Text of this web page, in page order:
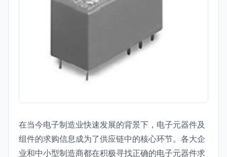
在当今电子制造业快速发展的背景下，电子元器件及
组件的求购信息成为了供应链中的核心环节。各大企
业和中小型制造商都在积极寻找正确的电子元器件求